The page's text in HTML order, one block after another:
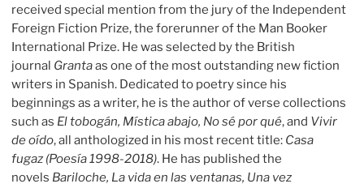
received special mention from the jury of the Independent
Foreign Fiction Prize, the forerunner of the Man Booker
International Prize. He was selected by the British
journal Grantaas one of the most outstanding new fiction
writers in Spanish. Dedicated to poetry since his
beginnings as a writer, he is the author of verse collections
such as El tobogán, Mística abajo, No sé por qué, and Vivir
de oído, all anthologized in his most recent title: Casa
fugaz (Poesía 1998-2018). He has published the
novels Bariloche, La vida en las ventanas, Una vez